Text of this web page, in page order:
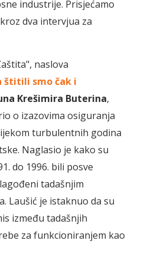
industrije. Prisjećamo
dva intervjua za
naslova
štitili smo čak i
Krešimira Buterina,
o izazovima osiguranja
turbulentnih godina
Naglasio je kako su
do 1996. bili posve
tadašnjim
Laušić je istaknuo da su
između tadašnjih
za funkcioniranjem kao